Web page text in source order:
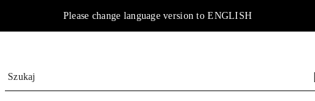
Please change language version to ENGLISH